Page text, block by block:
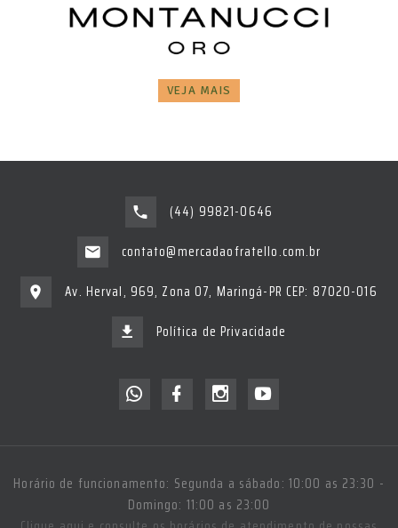
VEJA MAIS
(44) 99821-0646
contato@mercadaofratello.com.br
Av. Herval, 969, Zona 07, Maringá-PR CEP: 87020-016
Política de Privacidade
Horário de funcionamento: Segunda a sábado: 10:00 as 23:30 -
Domingo: 11:00 as 23:00